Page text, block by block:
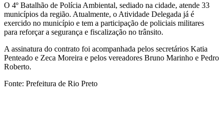
O 4º Batalhão de Polícia Ambiental, sediado na cidade, atende 33
municípios da região. Atualmente, o Atividade Delegada já é
exercido no município e tem a participação de policiais militares
para reforçar a segurança e fiscalização no trânsito.
A assinatura do contrato foi acompanhada pelos secretários Katia
Penteado e Zeca Moreira e pelos vereadores Bruno Marinho e Pedro
Roberto.
Fonte: Prefeitura de Rio Preto